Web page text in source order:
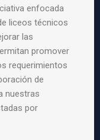
enfocada
liceos técnicos
las
promover
requerimientos
de
nuestras
por